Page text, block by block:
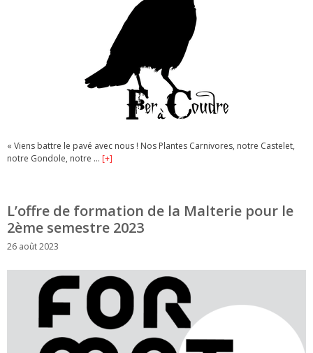
« Viens battre le pavé avec nous ! Nos Plantes Carnivores, notre Castelet,
notre Gondole, notre … [+]
L’offre de formation de la Malterie pour le
2ème semestre 2023
26 août 2023